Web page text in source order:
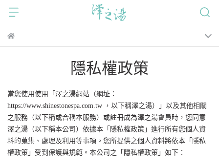
隱私權政策
當您使用使用「澤之湯網站（網址：
https://www.shinestonespa.com.tw ，以下稱澤之湯）」以及其他相關
之服務（以下稱或合稱本服務）或註冊成為澤之湯會員時，您同意
澤之湯（以下稱本公司）依據本「隱私權政策」進行所有您個人資
料的蒐集、處理及利用等事項。您所提供之個人資料將依本「隱私
權政策」受到保護與規範。本公司之「隱私權政策」如下：